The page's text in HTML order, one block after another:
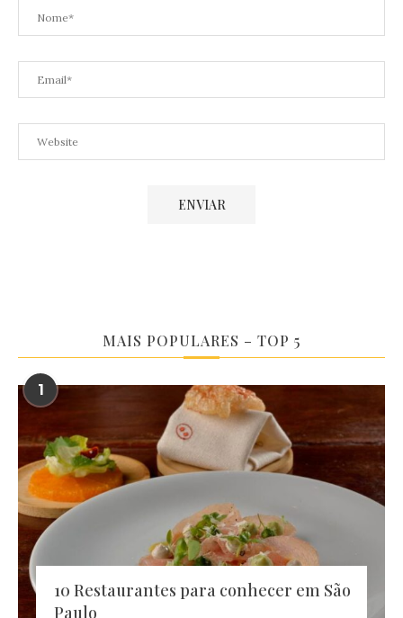
MAIS POPULARES – TOP 5
1
10 Restaurantes para conhecer em São
Paulo